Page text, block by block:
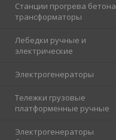
Станции прогрева бетона
трансформаторы
Лебедки ручные и
электрические
Электрогенераторы
Тележки грузовые
платформенные ручные
Электрогенераторы